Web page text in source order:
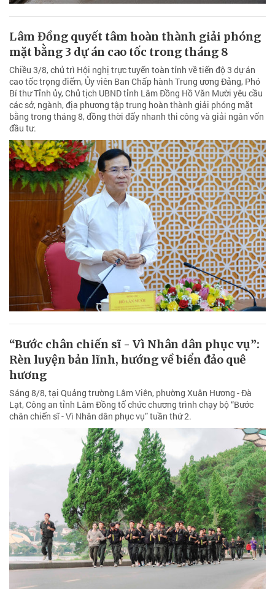
Lâm Đồng quyết tâm hoàn thành giải phóng
mặt bằng 3 dự án cao tốc trong tháng 8
Chiều 3/8, chủ trì Hội nghị trực tuyến toàn tỉnh về tiến độ 3 dự án
cao tốc trọng điểm, Ủy viên Ban Chấp hành Trung ương Đảng, Phó
Bí thư Tỉnh ủy, Chủ tịch UBND tỉnh Lâm Đồng Hồ Văn Mười yêu cầu
các sở, ngành, địa phương tập trung hoàn thành giải phóng mặt
bằng trong tháng 8, đồng thời đẩy nhanh thi công và giải ngân vốn
đầu tư.
“Bước chân chiến sĩ - Vì Nhân dân phục vụ”:
Rèn luyện bản lĩnh, hướng về biển đảo quê
hương
Sáng 8/8, tại Quảng trường Lâm Viên, phường Xuân Hương - Đà
Lạt, Công an tỉnh Lâm Đồng tổ chức chương trình chạy bộ “Bước
chân chiến sĩ - Vì Nhân dân phục vụ” tuần thứ 2.